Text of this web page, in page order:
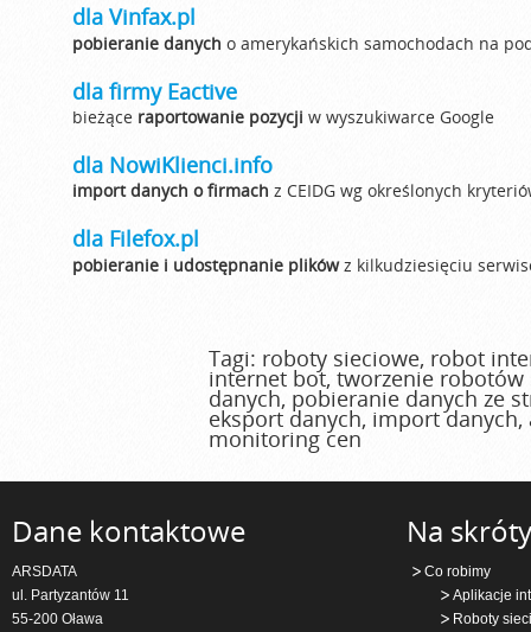
dla Vinfax.pl
pobieranie danych o amerykańskich samochodach na
dla firmy Eactive
bieżące raportowanie pozycji w wyszukiwarce Google
dla NowiKlienci.info
import danych o firmach z CEIDG wg określonych
dla Filefox.pl
pobieranie i udostępnanie plikówz kilkudziesięciu
Tagi: roboty sieciowe, robot
internet bot, tworzenie
danych, pobieranie danych ze
eksport danych, import
monitoring cen
Dane kontaktowe
ARSDATA
ul. Partyzantów 11
55-200 Oława
Na skróty
Co robimy
Aplikacje
Roboty